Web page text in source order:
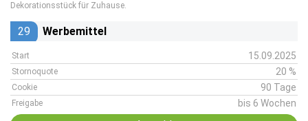
Dekorationsstück für Zuhause.
29 Werbemittel
Start 15.09.2025
Stornoquote 20 %
Cookie 90 Tage
Freigabe bis 6 Wochen